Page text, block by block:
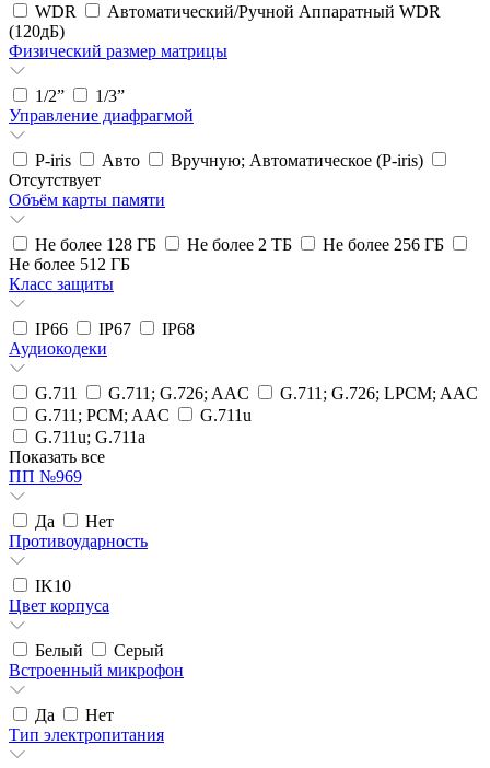
WDR
Автоматический/Ручной Аппаратный WDR
(120дБ)
Физический размер матрицы
1/2”
1/3”
Управление диафрагмой
P-iris Авто
Вручную; Автоматическое (P-iris)
Отсутствует
Объём карты памяти
Не более 128 ГБ Не более 2 ТБ
Не более 256 ГБ
Не более 512 ГБ
Класс защиты
IP66 IP67
IP68
Аудиокодеки
G.711 G.711; G.726; AAC
G.711; G.726; LPCM; AAC
G.711; PCM; AAC
G.711u
G.711u; G.711a
Показать все
ПП №969
Да
Нет
Противоударность
IK10
Цвет корпуса
Белый
Серый
Встроенный микрофон
Да
Нет
Тип электропитания